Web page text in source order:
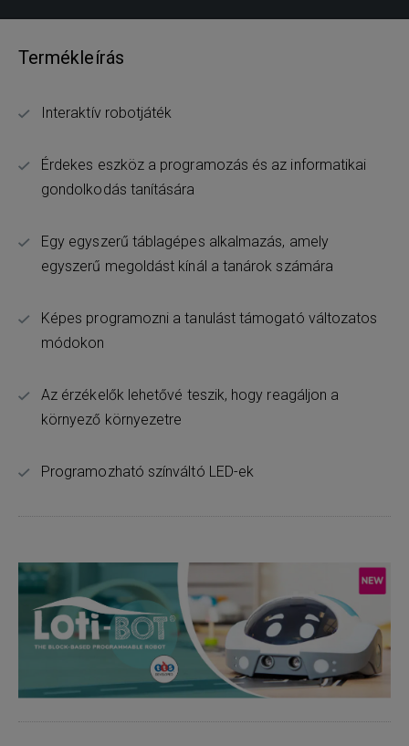
Termékleírás
Interaktív robotjáték
Érdekes eszköz a programozás és az informatikai
gondolkodás tanítására
Egy egyszerű táblagépes alkalmazás, amely
egyszerű megoldást kínál a tanárok számára
Képes programozni a tanulást támogató változatos
módokon
Az érzékelők lehetővé teszik, hogy reagáljon a
környező környezetre
Programozható színváltó LED-ek